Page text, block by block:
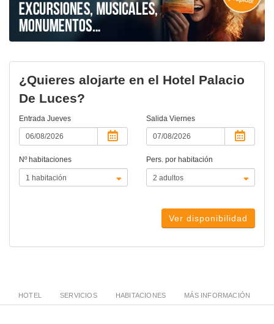
¿Quieres alojarte en el Hotel Palacio
De Luces?
Entrada Jueves Salida Viernes
Nº habitaciones Pers. por habitación
Ver disponibilidad
HOTEL SERVICIOS HABITACIONES MÁS INFORMACIÓN